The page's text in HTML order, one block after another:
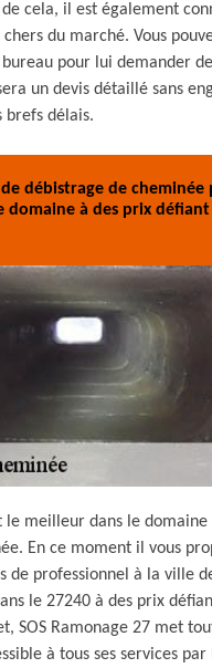
cela, il est également
du marché. Vous
pour lui demander
un devis détaillé sans
brefs délais.
débistrage de cheminée
domaine à des prix
le meilleur dans le domaine
En ce moment il vous
de professionnel à la ville
le 27240 à des prix
SOS Ramonage 27 met
à tous ses services par